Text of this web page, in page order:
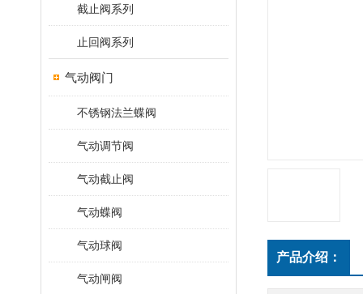
截止阀系列
止回阀系列
气动阀门
不锈钢法兰蝶阀
气动调节阀
气动截止阀
气动蝶阀
气动球阀
气动闸阀
产品介绍：